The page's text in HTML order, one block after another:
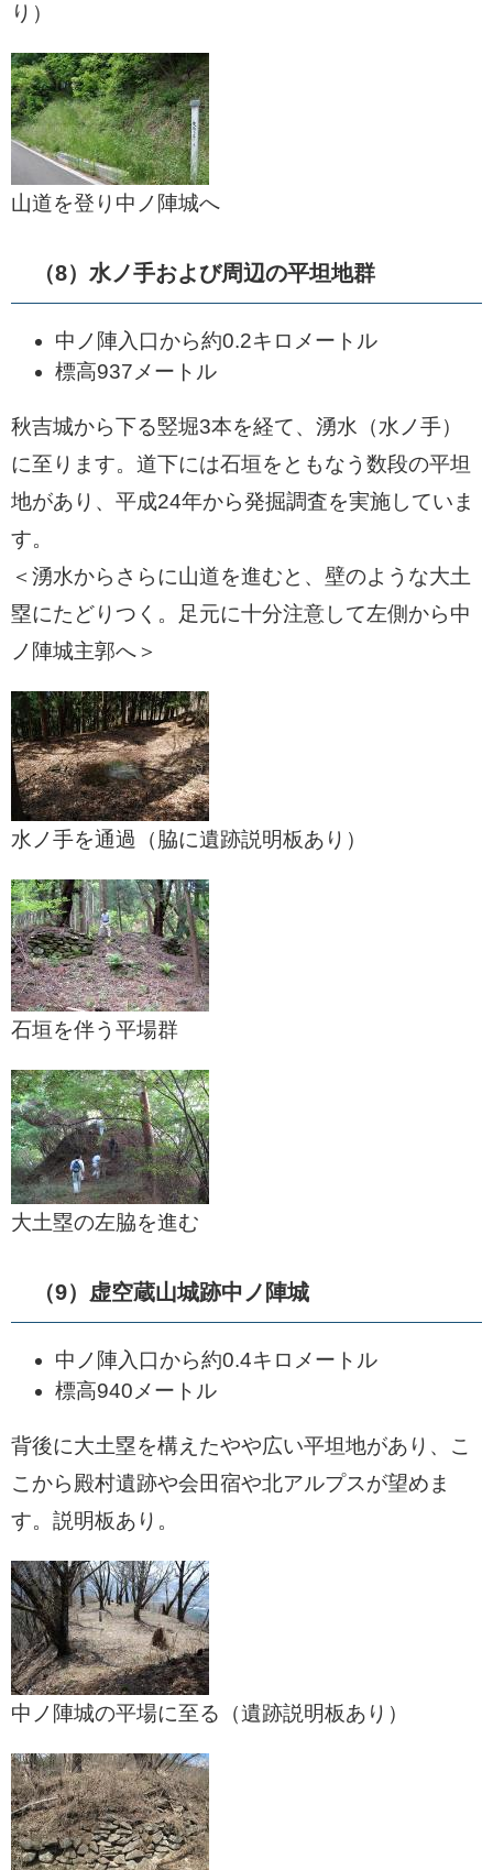
り）
山道を登り中ノ陣城へ
（8）水ノ手および周辺の平坦地群
中ノ陣入口から約0.2キロメートル
標高937メートル
秋吉城から下る竪堀3本を経て、湧水（水ノ手）
に至ります。道下には石垣をともなう数段の平坦
地があり、平成24年から発掘調査を実施していま
す。
＜湧水からさらに山道を進むと、壁のような大土
塁にたどりつく。足元に十分注意して左側から中
ノ陣城主郭へ＞
水ノ手を通過（脇に遺跡説明板あり）
石垣を伴う平場群
大土塁の左脇を進む
（9）虚空蔵山城跡中ノ陣城
中ノ陣入口から約0.4キロメートル
標高940メートル
背後に大土塁を構えたやや広い平坦地があり、こ
こから殿村遺跡や会田宿や北アルプスが望めま
す。説明板あり。
中ノ陣城の平場に至る（遺跡説明板あり）